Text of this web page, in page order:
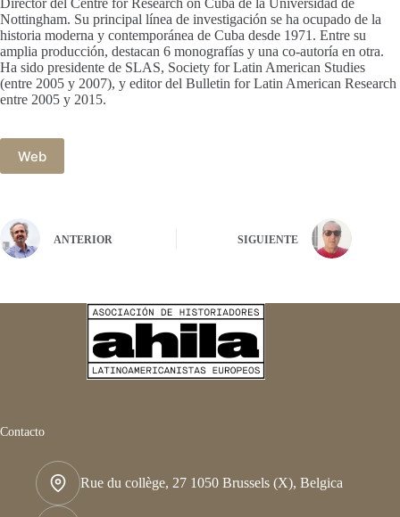
Nottingham. Su principal línea de investigación se ha ocupado de la
historia moderna y contemporánea de Cuba desde 1971. Entre su
amplia producción, destacan 6 monografías y una co-autoría en otra.
Ha sido presidente de SLAS, Society for Latin American Studies
(entre 2005 y 2007), y editor del Bulletin for Latin American Research
entre 2005 y 2015.
Web
ANTERIOR SIGUIENTE
Contacto
Rue du collège, 27 1050 Brussels (X), Belgica